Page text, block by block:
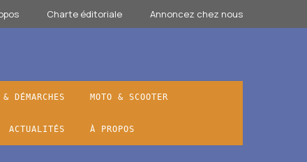
Charte éditoriale Annoncez chez nous
DÉMARCHES MOTO & SCOOTER
ACTUALITÉS À PROPOS